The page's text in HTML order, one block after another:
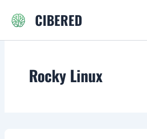
CIBERED
Rocky Linux